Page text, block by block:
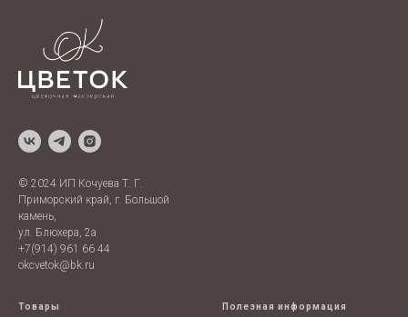
© 2024 ИП Кочуева Т. Г.
Приморский край, г. Большой
камень,
ул. Блюхера, 2а
+7(914) 961 66 44
okcvetok@bk.ru
Товары Полезная информация